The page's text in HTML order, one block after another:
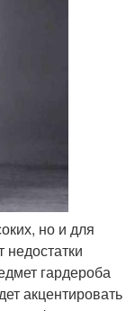
но и для
гардероба
акцентировать